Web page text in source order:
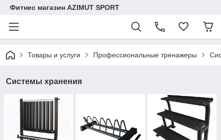
Фитнес магазин AZIMUT SPORT
Товары и услуги Профессиональные тренажеры
Системы хранения